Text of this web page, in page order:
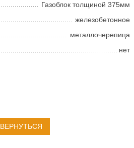
Газоблок толщиной 375мм
железобетонное
металлочерепица
нет
ВЕРНУТЬСЯ